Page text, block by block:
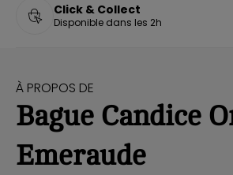
Click & Collect
Disponible dans les 2h
À PROPOS DE
Bague Candice
Emeraude